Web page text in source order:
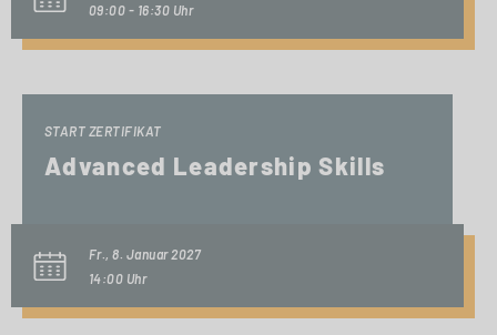
09:00 - 16:30 Uhr
START ZERTIFIKAT
Advanced Leadership Skills
Fr., 8. Januar 2027
14:00 Uhr